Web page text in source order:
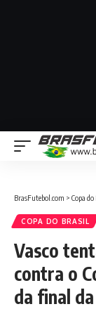
BrasFutebol.com > Copa
COPA DO BRASIL
Vasco
contra o
da final